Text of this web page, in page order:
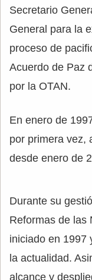
Secretario
General para la
proceso de
Acuerdo de Paz
por la OTAN.
En enero de
por primera vez,
desde enero de
Durante su
Reformas de las
iniciado en 1997
la actualidad.
alcance y